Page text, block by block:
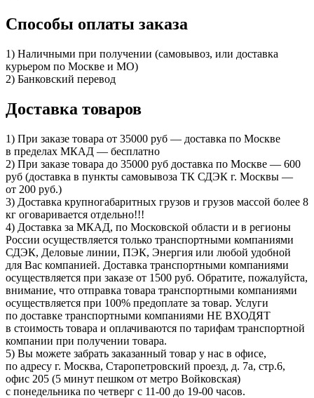
Способы оплаты заказа
1) Наличными при получении (самовывоз, или доставка
курьером по Москве и МО)
2) Банковский перевод
Доставка товаров
1) При заказе товара от 35000 руб — доставка по Москве
в пределах МКАД — бесплатно
2) При заказе товара до 35000 руб доставка по Москве — 600
руб (доставка в пункты самовывоза ТК СДЭК г. Москвы —
от 200 руб.)
3) Доставка крупногабаритных грузов и грузов массой более 8
кг оговаривается отдельно!!!
4) Доставка за МКАД, по Московской области и в регионы
России осуществляется только транспортными компаниями
СДЭК, Деловые линии, ПЭК, Энергия или любой удобной
для Вас компанией. Доставка транспортными компаниями
осуществляется при заказе от 1500 руб. Обратите, пожалуйста,
внимание, что отправка товара транспортными компаниями
осуществляется при 100% предоплате за товар. Услуги
по доставке транспортными компаниями НЕ ВХОДЯТ
в стоимость товара и оплачиваются по тарифам транспортной
компании при получении товара.
5) Вы можете забрать заказанный товар у нас в офисе,
по адресу г. Москва, Старопетровский проезд, д. 7а, стр.6,
офис 205 (5 минут пешком от метро Войковская)
с понедельника по четверг с 11-00 до 19-00 часов.